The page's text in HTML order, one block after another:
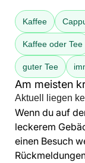
Kaffee
Kaffee oder Tee
guter Tee
Am meisten
Aktuell liegen
Wenn du auf
leckerem
einen Besuch